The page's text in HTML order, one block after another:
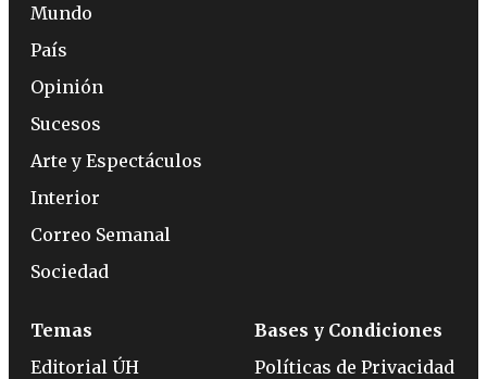
Mundo
País
Opinión
Sucesos
Arte y Espectáculos
Interior
Correo Semanal
Sociedad
Temas
Editorial ÚH
Bases y Condiciones
Políticas de Privacidad